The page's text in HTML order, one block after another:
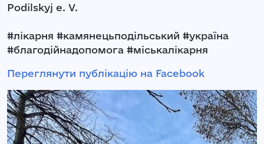
Podilskyj e. V.
#лікарня #камянецьподільський #україна
#благодійнадопомога #міськалікарня
Переглянути публікацію на Facebook